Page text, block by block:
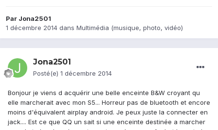
Par Jona2501
1 décembre 2014 dans Multimédia (musique, photo, vidéo)
Jona2501
Posté(e) 1 décembre 2014
Bonjour je viens d acquérir une belle enceinte B&W croyant qu
elle marcherait avec mon S5... Horreur pas de bluetooth et encore
moins d'équivalent airplay android. Je peux juste la connecter en
jack.... Est ce que QQ un sait si une enceinte destinée a marcher